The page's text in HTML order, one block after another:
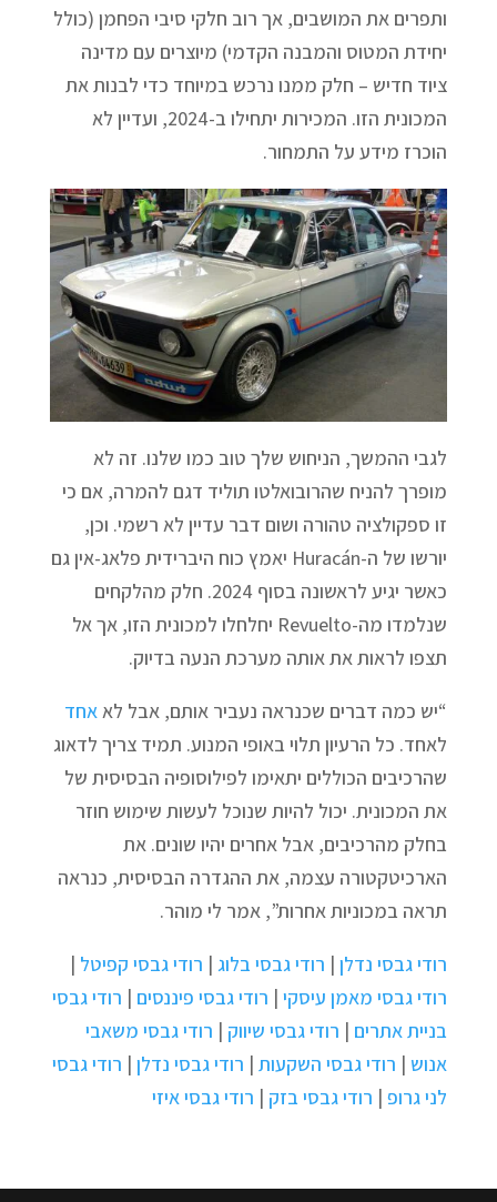
ותפרים את המושבים, אך רוב חלקי סיבי הפחמן (כולל
יחידת המטוס והמבנה הקדמי) מיוצרים עם מדינה
ציוד חדיש – חלק ממנו נרכש במיוחד כדי לבנות את
המכונית הזו. המכירות יתחילו ב-2024, ועדיין לא
הוכרז מידע על התמחור.
לגבי ההמשך, הניחוש שלך טוב כמו שלנו. זה לא
מופרך להניח שהרובואלטו תוליד דגם להמרה, אם כי
זו ספקולציה טהורה ושום דבר עדיין לא רשמי. וכן,
יורשו של ה-Huracán יאמץ כוח היברידית פלאג-אין גם
כאשר יגיע לראשונה בסוף 2024. חלק מהלקחים
שנלמדו מה-Revuelto יחלחלו למכונית הזו, אך אל
תצפו לראות את אותה מערכת הנעה בדיוק.
“יש כמה דברים שכנראה נעביר אותם, אבל לא אחד
לאחד. כל הרעיון תלוי באופי המנוע. תמיד צריך לדאוג
שהרכיבים הכוללים יתאימו לפילוסופיה הבסיסית של
את המכונית. יכול להיות שנוכל לעשות שימוש חוזר
בחלק מהרכיבים, אבל אחרים יהיו שונים. את
הארכיטקטורה עצמה, את ההגדרה הבסיסית, כנראה
תראה במכוניות אחרות”, אמר לי מוהר.
רודי גבסי נדלן| רודי גבסי בלוג | רודי גבסי קפיטל |
רודי גבסי מאמן עיסקי| רודי גבסי פיננסים | רודי גבסי
בניית אתרים | רודי גבסי שיווק | רודי גבסי משאבי
אנוש | רודי גבסי השקעות | רודי גבסי נדלן| רודי גבסי
לני גרופ| רודי גבסי בזק | רודי גבסי איזי